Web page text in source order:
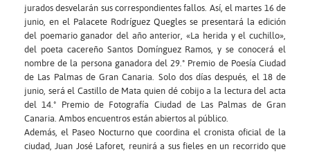
jurados desvelarán sus correspondientes fallos. Así, el martes 16 de
junio, en el Palacete Rodríguez Quegles se presentará la edición
del poemario ganador del año anterior, «La herida y el cuchillo»,
del poeta cacereño Santos Domínguez Ramos, y se conocerá el
nombre de la persona ganadora del 29.º Premio de Poesía Ciudad
de Las Palmas de Gran Canaria. Solo dos días después, el 18 de
junio, será el Castillo de Mata quien dé cobijo a la lectura del acta
del 14.º Premio de Fotografía Ciudad de Las Palmas de Gran
Canaria. Ambos encuentros están abiertos al público.
Además, el Paseo Nocturno que coordina el cronista oficial de la
ciudad, Juan José Laforet, reunirá a sus fieles en un recorrido que